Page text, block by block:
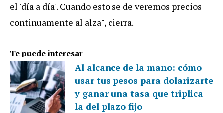
el 'día a día'. Cuando esto se de veremos precios
continuamente al alza", cierra.
Te puede interesar
Al alcance de la mano: cómo
usar tus pesos para dolarizarte
y ganar una tasa que triplica
la del plazo fijo